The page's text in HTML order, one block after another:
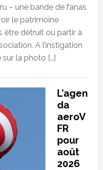
– une bande de fanas
le patrimoine
être détruit ou partir à
A l’instigation
sur la photo […]
L’agen
da
aeroV
FR
pour
août
2026